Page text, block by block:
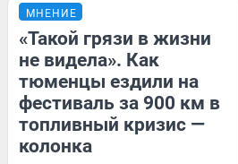
МНЕНИЕ
«Такой грязи в жизни
не видела». Как
тюменцы ездили на
фестиваль за 900 км в
топливный кризис —
колонка